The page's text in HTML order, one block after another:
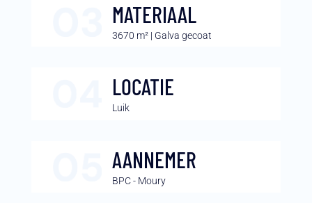
MATERIAAL
3670 m² | Galva gecoat
LOCATIE
Luik
AANNEMER
BPC - Moury